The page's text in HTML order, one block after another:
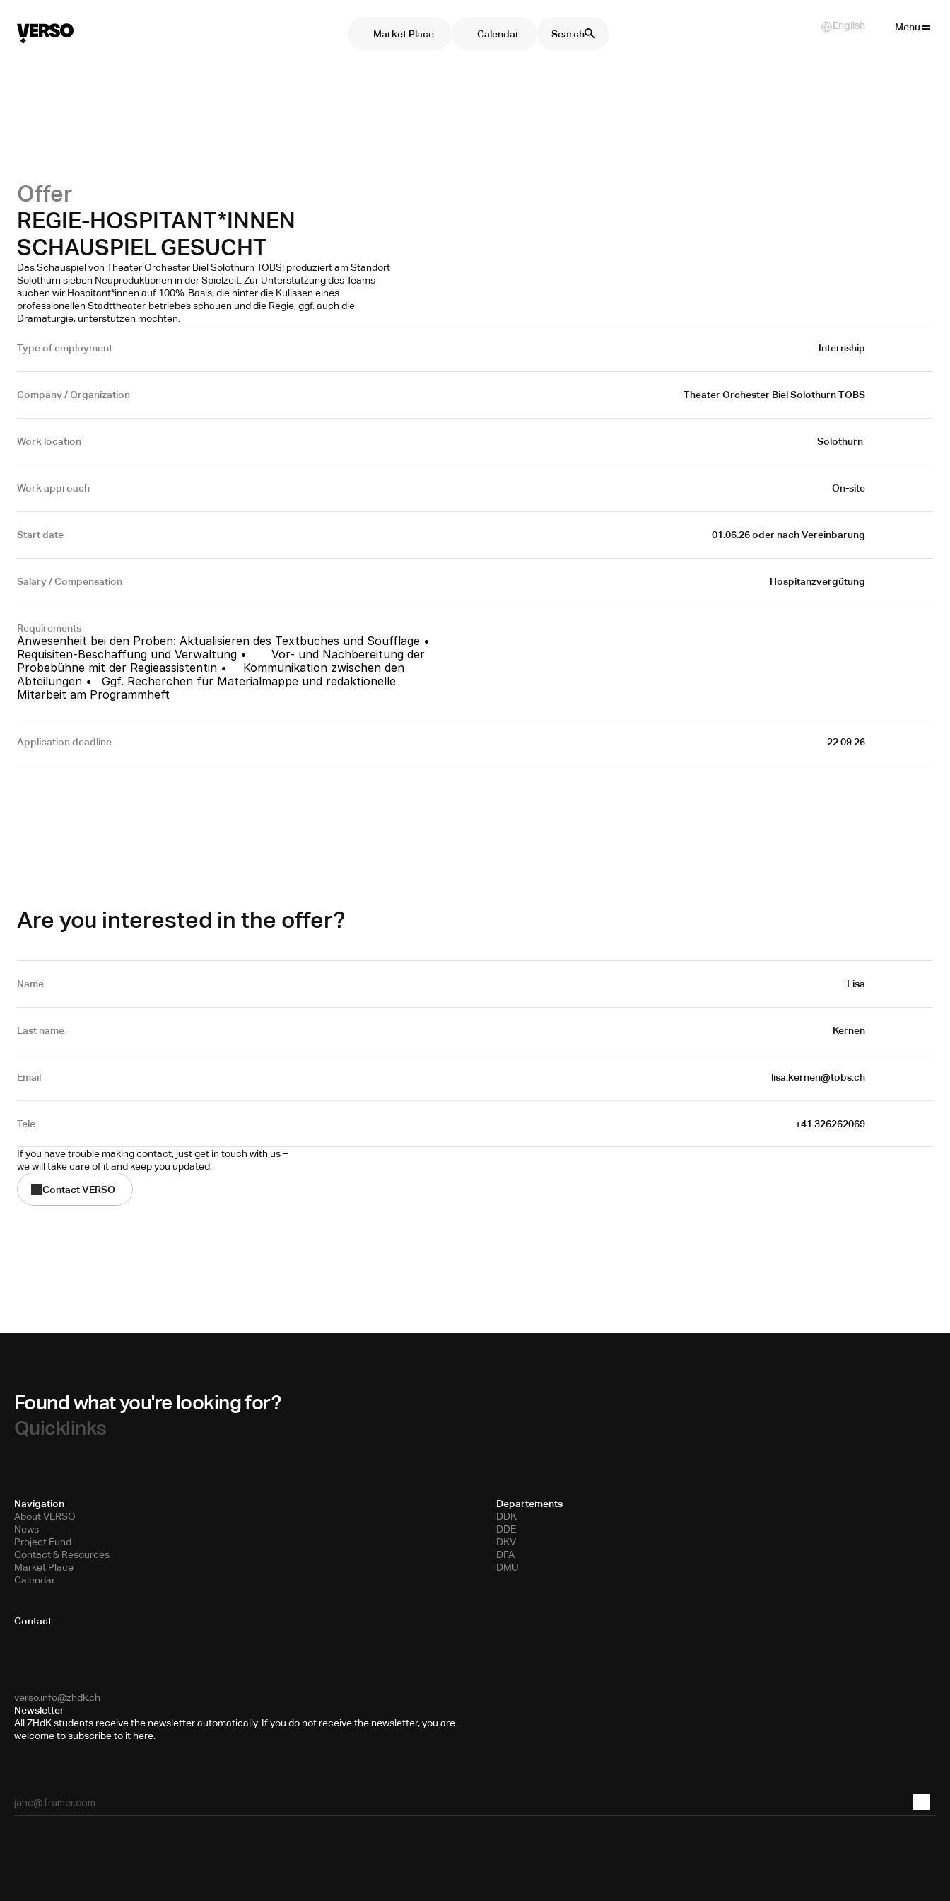
Offer
REGIE-HOSPITANT*INNEN
SCHAUSPIEL GESUCHT
Das Schauspiel von Theater Orchester Biel Solothurn TOBS! produziert am Standort
Solothurn sieben Neuproduktionen in der Spielzeit. Zur Unterstützung des Teams
suchen wir Hospitant*innen auf 100%-Basis, die hinter die Kulissen eines
professionellen Stadttheater-betriebes schauen und die Regie, ggf. auch die
Dramaturgie, unterstützen möchten.
Type of employment Internship
Company / Organization Theater Orchester Biel Solothurn TOBS
Work location Solothurn
Work approach On-site
Start date 01.06.26 oder nach Vereinbarung
Salary / Compensation Hospitanzvergütung
Requirements
Anwesenheit bei den Proben: Aktualisieren des Textbuches und Soufflage •
Requisiten-Beschaffung und Verwaltung •	Vor- und Nachbereitung der
Probebühne mit der Regieassistentin •	Kommunikation zwischen den
Abteilungen •	Ggf. Recherchen für Materialmappe und redaktionelle
Mitarbeit am Programmheft
Application deadline 22.09.26
Calendar Search
Market Place
Menu
Select Language
English
Are you interested in the offer?
Name Lisa
Last name Kernen
Email lisa.kernen@tobs.ch
Tele. +41 326262069
If you have trouble making contact, just get in touch with us –
we will take care of it and keep you updated.
Contact VERSO
Found what you're looking for?
Quicklinks
Navigation
About VERSO
News
Project Fund
Contact & Resources
Market Place
Calendar
Departements
DDK
DDE
DKV
DFA
DMU
Contact
verso.info@zhdk.ch
Newsletter
All ZHdK students receive the newsletter automatically. If you do not receive the newsletter, you are
welcome to subscribe to it here.